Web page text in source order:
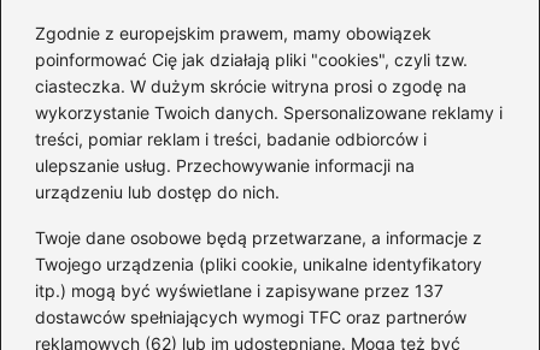
Zgodnie z europejskim prawem, mamy obowiązek
poinformować Cię jak działają pliki "cookies", czyli tzw.
ciasteczka. W dużym skrócie witryna prosi o zgodę na
wykorzystanie Twoich danych. Spersonalizowane reklamy i
treści, pomiar reklam i treści, badanie odbiorców i
ulepszanie usług. Przechowywanie informacji na
urządzeniu lub dostęp do nich.
Twoje dane osobowe będą przetwarzane, a informacje z
Twojego urządzenia (pliki cookie, unikalne identyfikatory
itp.) mogą być wyświetlane i zapisywane przez 137
dostawców spełniających wymogi TFC oraz partnerów
reklamowych (62) lub im udostępniane. Mogą też być
Odkryj przyczyny i
rozwiązania dla Twojego
silnika
Kategorie
Akumulatory (85)
Benzyna i Diesel (80)
Motocykle(50)
Opony(77)